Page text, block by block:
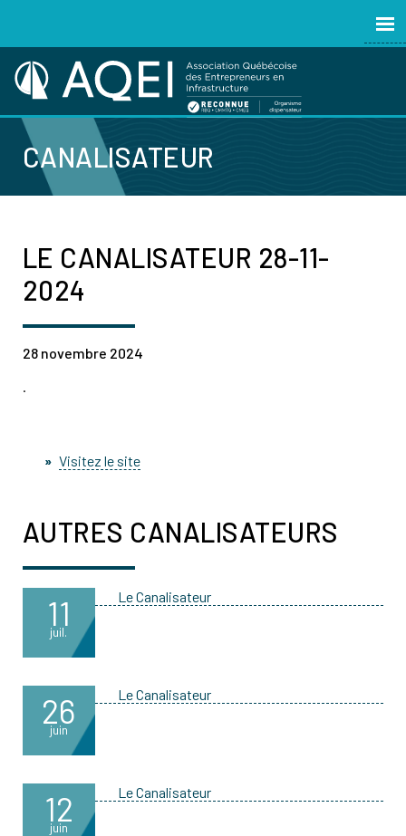
CANALISATEUR
LE CANALISATEUR 28-11-
2024
28 novembre 2024
.
Visitez le site
AUTRES CANALISATEURS
11
juil.
Le Canalisateur
26
juin
Le Canalisateur
12
juin
Le Canalisateur